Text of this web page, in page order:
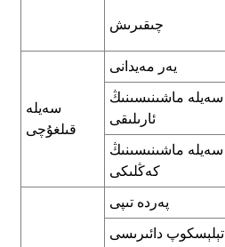
چىقىرىش
سەيلە
قىلغۇچى
يەر مەيدانى
سەيلە ماشىنىسىنىڭ
ئارىلىقى
سەيلە ماشىنىسىنىڭ
كەڭلىكى
پەردە تىپى
تېلېسكوپ دائىرىسى